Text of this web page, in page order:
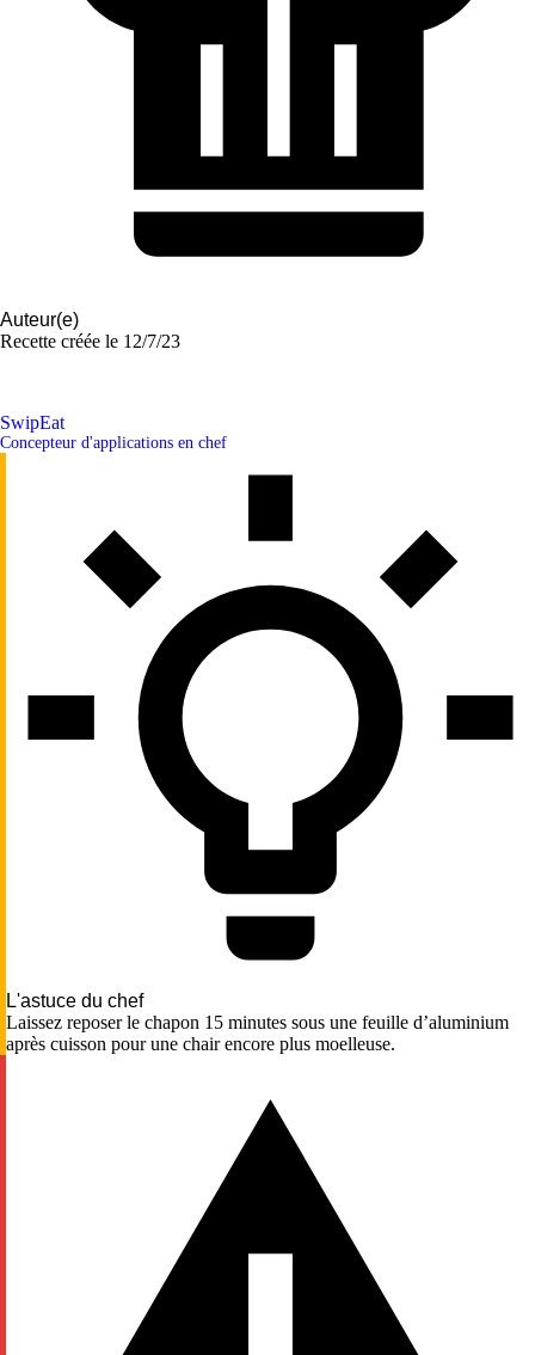
Auteur(e)
Recette créée le 12/7/23
SwipEat
Concepteur d'applications en chef
L'astuce du chef
Laissez reposer le chapon 15 minutes sous une feuille d’aluminium
après cuisson pour une chair encore plus moelleuse.